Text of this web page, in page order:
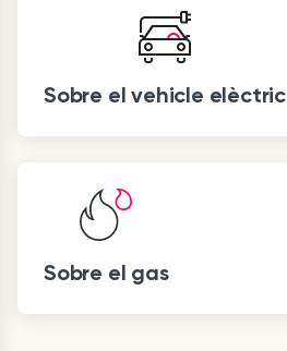
Sobre el vehicle elèctric
Sobre el gas